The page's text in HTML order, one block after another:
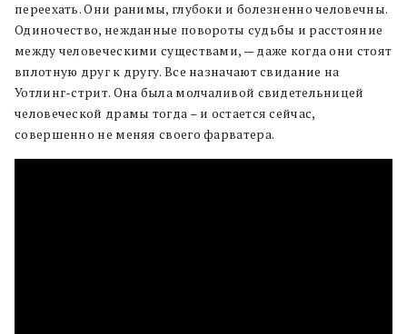
переехать. Они ранимы, глубоки и болезненно человечны.
Одиночество, нежданные повороты судьбы и расстояние
между человеческими существами, — даже когда они стоят
вплотную друг к другу. Все назначают свидание на
Уотлинг-стрит. Она была молчаливой свидетельницей
человеческой драмы тогда – и остается сейчас,
совершенно не меняя своего фарватера.